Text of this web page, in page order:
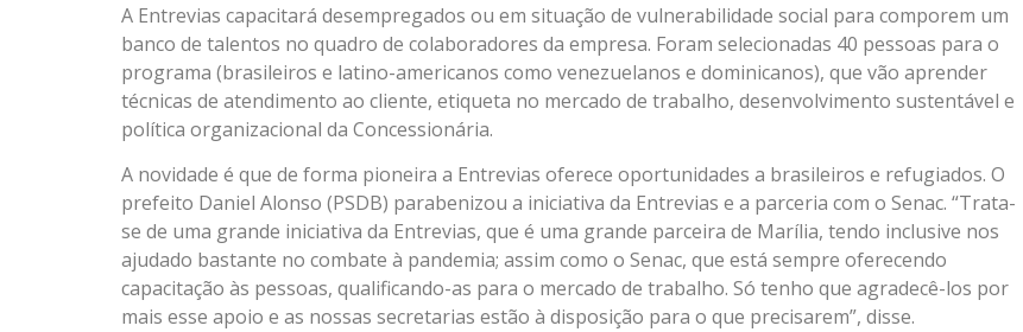
A Entrevias capacitará desempregados ou em situação de vulnerabilidade social para comporem um
banco de talentos no quadro de colaboradores da empresa. Foram selecionadas 40 pessoas para o
programa (brasileiros e latino-americanos como venezuelanos e dominicanos), que vão aprender
técnicas de atendimento ao cliente, etiqueta no mercado de trabalho, desenvolvimento sustentável e
política organizacional da Concessionária.
A novidade é que de forma pioneira a Entrevias oferece oportunidades a brasileiros e refugiados. O
prefeito Daniel Alonso (PSDB) parabenizou a iniciativa da Entrevias e a parceria com o Senac. “Trata-
se de uma grande iniciativa da Entrevias, que é uma grande parceira de Marília, tendo inclusive nos
ajudado bastante no combate à pandemia; assim como o Senac, que está sempre oferecendo
capacitação às pessoas, qualificando-as para o mercado de trabalho. Só tenho que agradecê-los por
mais esse apoio e as nossas secretarias estão à disposição para o que precisarem”, disse.